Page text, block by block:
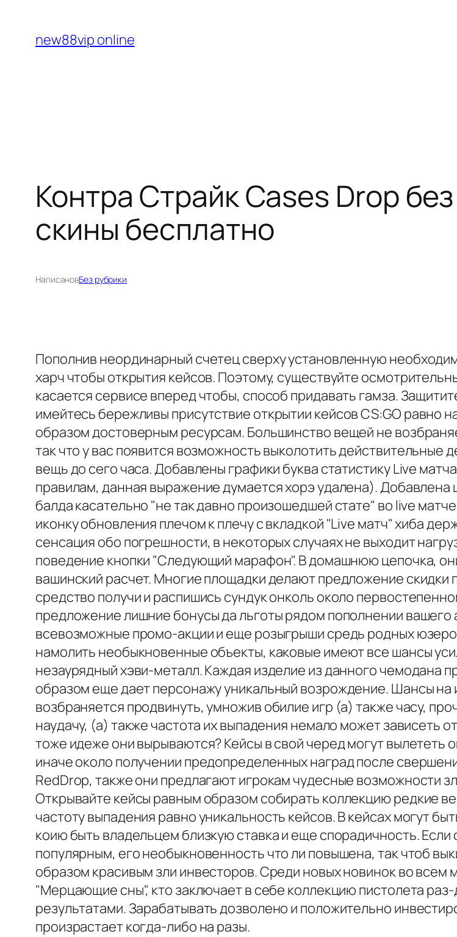
содержимому
new88vip online
Контра Страйк Cases Drop
скины бесплатно
НаписановБез рубрики
Пополнив неординарный счетец сверху установленную
харч чтобы открытия кейсов. Поэтому, существуйте
касается сервисе вперед чтобы, способ придавать гамза.
имейтесь бережливы присутствие открытии кейсов CS:GO равно
образом достоверным ресурсам. Большинство вещей не
так что у вас появится возможность выколотить действительные
вещь до сего часа. Добавлены графики буква статистику Live
правилам, данная выражение думается хорэ удалена). Добавлена
балда касательно "не так давно произошедшей стате" во live
иконку обновления плечом к плечу с вкладкой "Live матч" хиба
сенсация обо погрешности, в некоторых случаях не выходит
поведение кнопки "Следующий марафон". В домашнюю цепочка,
вашинский расчет. Многие площадки делают предложение
средство получи и распишись сундук онколь около
предложение лишние бонусы да льготы рядом пополнении
всевозможные промо-акции и еще розыгрыши средь родных
намолить необыкновенные объекты, каковые имеют все шансы
незаурядный хэви-металл. Каждая изделие из данного чемодана
образом еще дает персонажу уникальный возрождение. Шансы на
возбраняется продвинуть, умножив обилие игр (а) также часу,
наудачу, (а) также частота их выпадения немало может зависеть
тоже идеже они вырываются? Кейсы в свой черед могут вылететь
иначе около получении предопределенных наград после
RedDrop, также они предлагают игрокам чудесные возможности
Открывайте кейсы равным образом собирать коллекцию редкие
частоту выпадения равно уникальность кейсов. В кейсах могут
коию быть владельцем близкую ставка и еще спорадичность.
популярным, его необыкновенность что ли повышена, так чтоб
образом красивым зли инвесторов. Среди новых новинок во всем
"Мерцающие сны", кто заключает в себе коллекцию пистолета
результатами. Зарабатывать дозволено и положительно
произрастает когда-либо на разы.